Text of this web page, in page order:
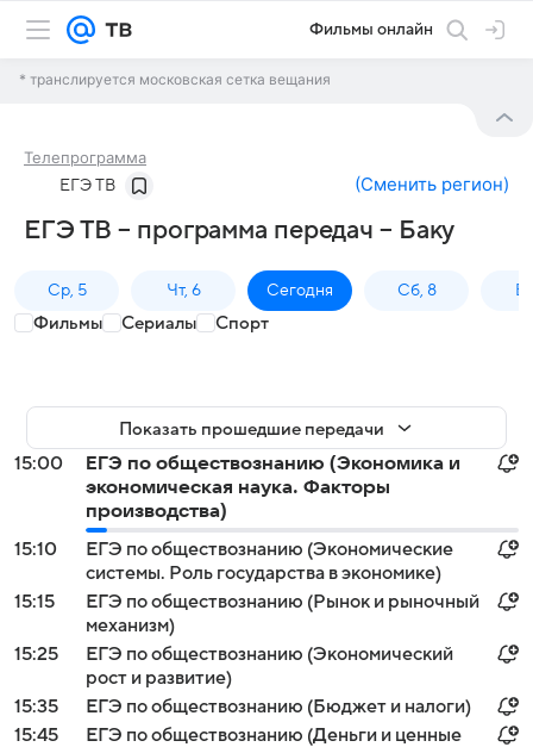
Фильмы онлайн
* транслируется московская сетка вещания
Телепрограмма
ЕГЭ ТВ (Сменить регион)
ЕГЭ ТВ – программа передач – Баку
Ср, 5 Чт, 6 Сегодня Сб, 8
Фильмы Сериалы Спорт
Показать прошедшие передачи
15:00
ЕГЭ по обществознанию (Экономика и
экономическая наука. Факторы
производства)
15:10
ЕГЭ по обществознанию (Экономические
системы. Роль государства в экономике)
15:15
ЕГЭ по обществознанию (Рынок и рыночный
механизм)
15:25
ЕГЭ по обществознанию (Экономический
рост и развитие)
15:35
ЕГЭ по обществознанию (Бюджет и налоги)
15:45
ЕГЭ по обществознанию (Деньги и ценные